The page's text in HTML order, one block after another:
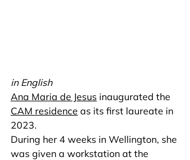
in English
Ana Maria de Jesus inaugurated the
CAM residence as its first laureate in
2023.
During her 4 weeks in Wellington, she
was given a workstation at the